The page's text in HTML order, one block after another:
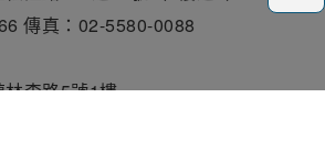
傳真：02-5580-0088
森路5號1樓